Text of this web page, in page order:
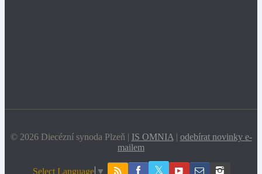
© 2026 Diecézní synoda Plzeň | IS OMNIA | odebírat novinky e-
mailem
Select Language ▼